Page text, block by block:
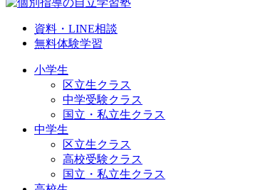
資料・LINE相談
無料体験学習
小学生
区立生クラス
中学受験クラス
国立・私立生クラス
中学生
区立生クラス
高校受験クラス
国立・私立生クラス